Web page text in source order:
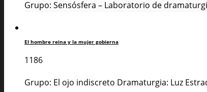
Grupo: Sensósfera – Laboratorio de
El hombre reina y la mujer gobierna
1186
Grupo: El ojo indiscreto Dramaturgia: Luz